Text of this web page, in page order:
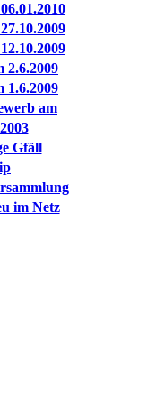
2.6.2009
1.6.2009
am
Gfäll
im Netz